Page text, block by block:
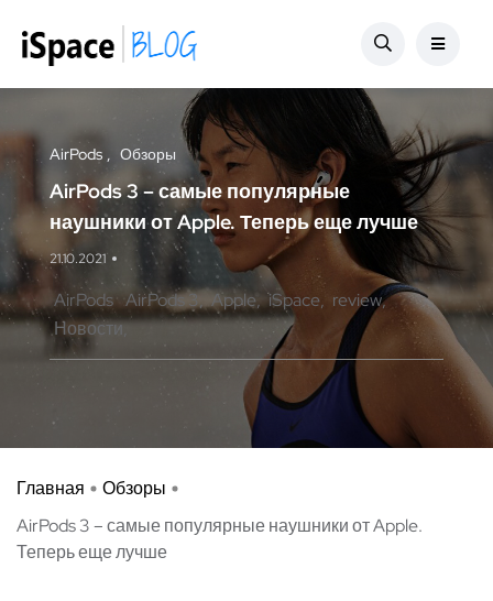
AirPods Обзоры
AirPods 3 – самые популярные
наушники от Apple. Теперь еще лучше
21.10.2021
AirPods AirPods 3 Apple iSpace review
Новости
Главная
Обзоры
AirPods 3 – самые популярные наушники от Apple.
Теперь еще лучше